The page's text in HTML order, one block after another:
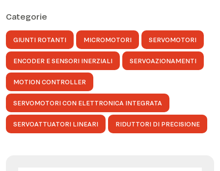
Categorie
GIUNTI ROTANTI MICROMOTORI SERVOMOTORI
ENCODER E SENSORI INERZIALI SERVOAZIONAMENTI
MOTION CONTROLLER
SERVOMOTORI CON ELETTRONICA INTEGRATA
SERVOATTUATORI LINEARI RIDUTTORI DI PRECISIONE